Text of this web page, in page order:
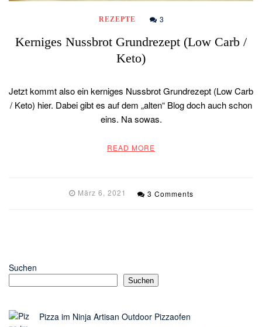
REZEPTE 3
Kerniges Nussbrot Grundrezept (Low Carb /
Keto)
Jetzt kommt also ein kerniges Nussbrot Grundrezept (Low Carb
/ Keto) hier. Dabei gibt es auf dem „alten“ Blog doch auch schon
eins. Na sowas.
READ MORE
März 6, 2021 3 Comments
Suchen
Suchen
Pizza im Ninja Artisan Outdoor Pizzaofen